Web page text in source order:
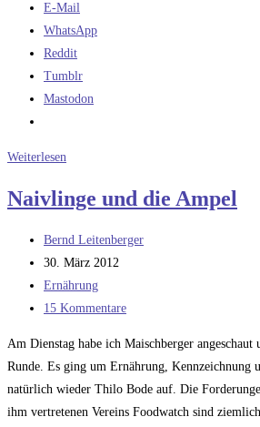
E-Mail
WhatsApp
Reddit
Tumblr
Mastodon
Weiterlesen
Verbraucher
Naivlinge und die Ampel
Beitrags-
Autor:
Bernd Leitenberger
Beitrag
veröffentlicht:
30. März 2012
Beitrags-
Kategorie:
Ernährung
Beitrags-
15 Kommentare
Am Dienstag habe ich Maischberger angeschaut
Runde. Es ging um Ernährung, Kennzeichnung
natürlich wieder Thilo Bode auf. Die
ihm vertretenen Vereins Foodwatch sind